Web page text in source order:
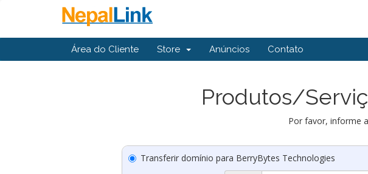
Área do Cliente Store Anúncios Contato
Produtos/
Por favor, informe
Transferir domínio para BerryBytes Technologies